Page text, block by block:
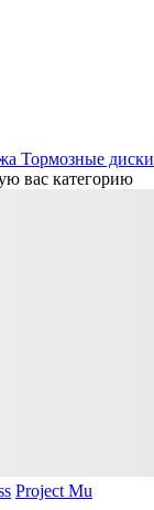
Тормозные диски
вас категорию
Project Mu